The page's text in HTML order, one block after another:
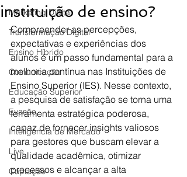
Marketing Digital
Transformação Digital
Ensino Híbrido
Comunicação
Educação Superior
Evasão
Inteligência de Mercado
Live
Captação
instituição de ensino?
Compreender as percepções,
expectativas e experiências dos
alunos é um passo fundamental para a
melhoria contínua nas Instituições de
Ensino Superior (IES). Nesse contexto,
a pesquisa de satisfação se torna uma
ferramenta estratégica poderosa,
capaz de fornecer insights valiosos
para gestores que buscam elevar a
qualidade acadêmica, otimizar
processos e alcançar a alta